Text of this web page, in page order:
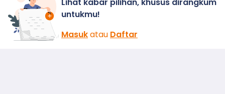
untukmu!
Masukatau Daftar